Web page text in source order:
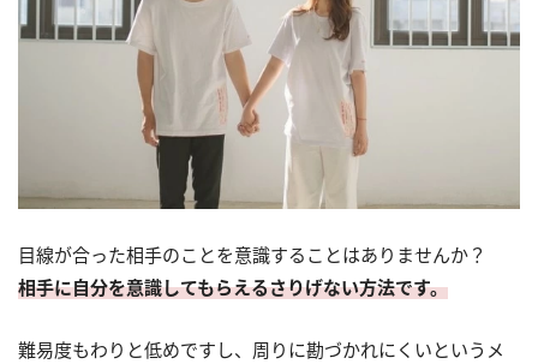
目線が合った相手のことを意識することはありませんか？
相手に自分を意識してもらえるさりげない方法です。
難易度もわりと低めですし、周りに勘づかれにくいというメ